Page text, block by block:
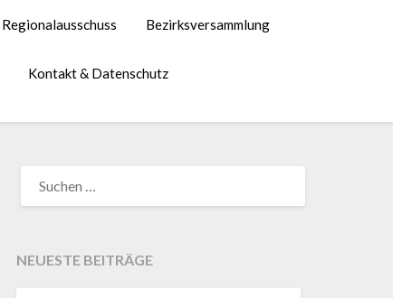
Regionalausschuss Bezirksversammlung
Kontakt & Datenschutz
NEUESTE BEITRÄGE